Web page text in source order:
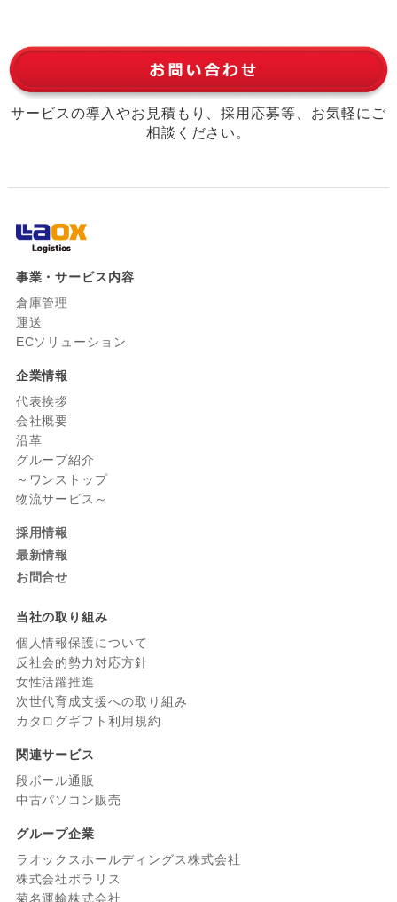
サービスの導入やお見積もり、採用応募等、お気軽にご
相談ください。
事業・サービス内容
倉庫管理
運送
ECソリューション
企業情報
代表挨拶
会社概要
沿革
グループ紹介
～ワンストップ
物流サービス～
採用情報
最新情報
お問合せ
当社の取り組み
個人情報保護について
反社会的勢力対応方針
女性活躍推進
次世代育成支援への取り組み
カタログギフト利用規約
関連サービス
段ボール通販
中古パソコン販売
グループ企業
ラオックスホールディングス株式会社
株式会社ポラリス
菊名運輸株式会社